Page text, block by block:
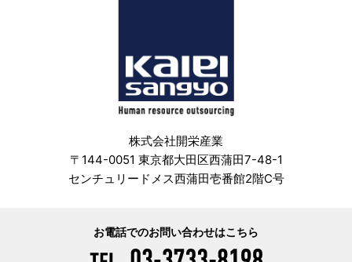
株式会社開栄産業
〒144-0051 東京都大田区西蒲田7-48-1
センチュリードメス西蒲田壱番館2階C号
お電話でのお問い合わせはこちら